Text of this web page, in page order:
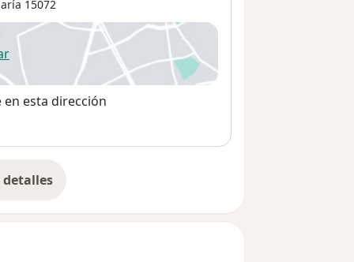
15072
en una nueva pestaña
esta dirección
la dirección